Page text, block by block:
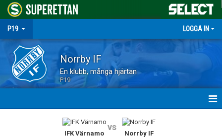
P19 LOGGA IN
Norrby IF
En klubb, många hjärtan
P19
IFK Värnamo
vs
Norrby IF